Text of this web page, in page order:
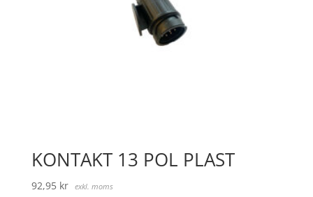
KONTAKT 13 POL PLAST
92,95 kr exkl. moms